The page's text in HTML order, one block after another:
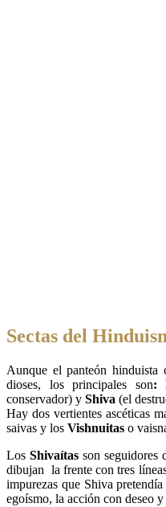
Sectas del
Aunque el panteón hinduista
dioses, los principales son:
conservador) y Shiva (el
Hay dos vertientes ascéticas
saivas y los Vishnuitas o
Los Shivaítas son seguidores
dibujan la frente con tres
impurezas que Shiva
egoísmo, la acción con deseo